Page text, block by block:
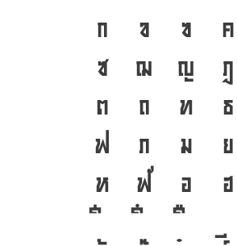
ก ข ฃ ค
ซ ฌ ญ ฎ
ต ถ ท ธ
ฟ ภ ม ย
ห ฬ อ ฮ